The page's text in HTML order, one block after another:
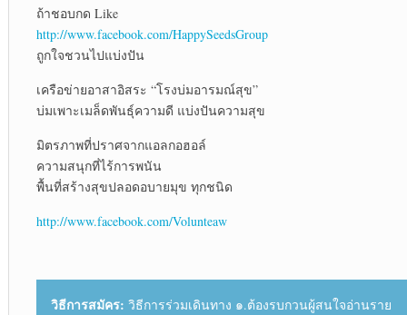
ถ้าชอบกด Like
http://www.facebook.com/HappySeedsGroup
ถูกใจชวนไปแบ่งปัน
เครือข่ายอาสาอิสระ “โรงบ่มอารมณ์สุข”
บ่มเพาะเมล็ดพันธุ์ความดี แบ่งปันความสุข
มิตรภาพที่ปราศจากแอลกอฮอล์
ความสนุกที่ไร้การพนัน
พื้นที่สร้างสุขปลอดอบายมุข ทุกชนิด
http://www.facebook.com/Volunteaw
วิธีการสมัคร: วิธีการร่วมเดินทาง ๑.ต้องรบกวนผู้สนใจอ่านราย